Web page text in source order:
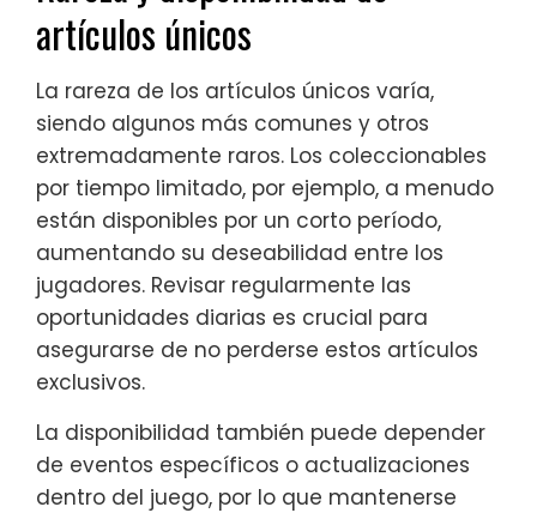
artículos únicos
La rareza de los artículos únicos varía,
siendo algunos más comunes y otros
extremadamente raros. Los coleccionables
por tiempo limitado, por ejemplo, a menudo
están disponibles por un corto período,
aumentando su deseabilidad entre los
jugadores. Revisar regularmente las
oportunidades diarias es crucial para
asegurarse de no perderse estos artículos
exclusivos.
La disponibilidad también puede depender
de eventos específicos o actualizaciones
dentro del juego, por lo que mantenerse